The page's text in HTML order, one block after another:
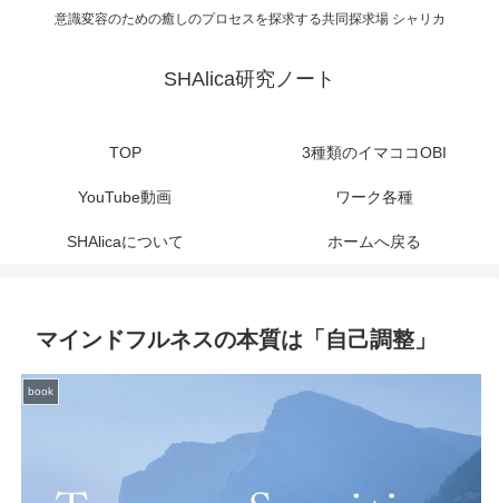
意識変容のための癒しのプロセスを探求する共同探求場 シャリカ
SHAlica研究ノート
TOP 3種類のイマココOBI
YouTube動画 ワーク各種
SHAlicaについて ホームへ戻る
マインドフルネスの本質は「自己調整」
book